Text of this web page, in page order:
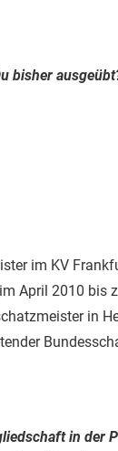
bisher
im KV
April 2010 bis
in
in der